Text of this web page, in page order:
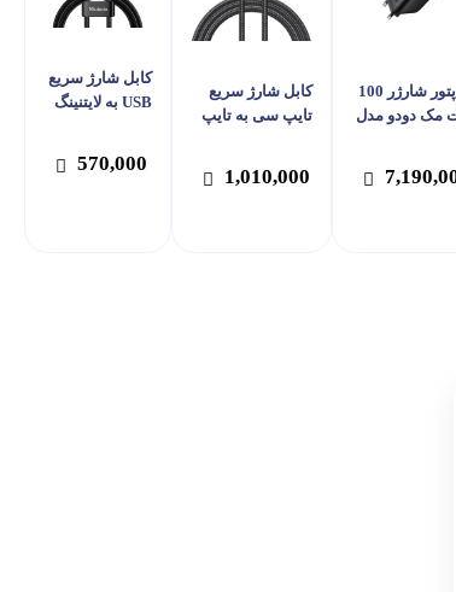
آداپتور شارژر 100
مک دودو مدل
کابل شارژ سریع
تایپ سی به تایپ
1,010,000
کابل شارژ سریع
USB به لایتنینگ
CA-203
570,000